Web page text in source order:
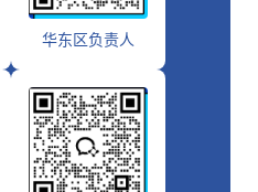
华东区负责人